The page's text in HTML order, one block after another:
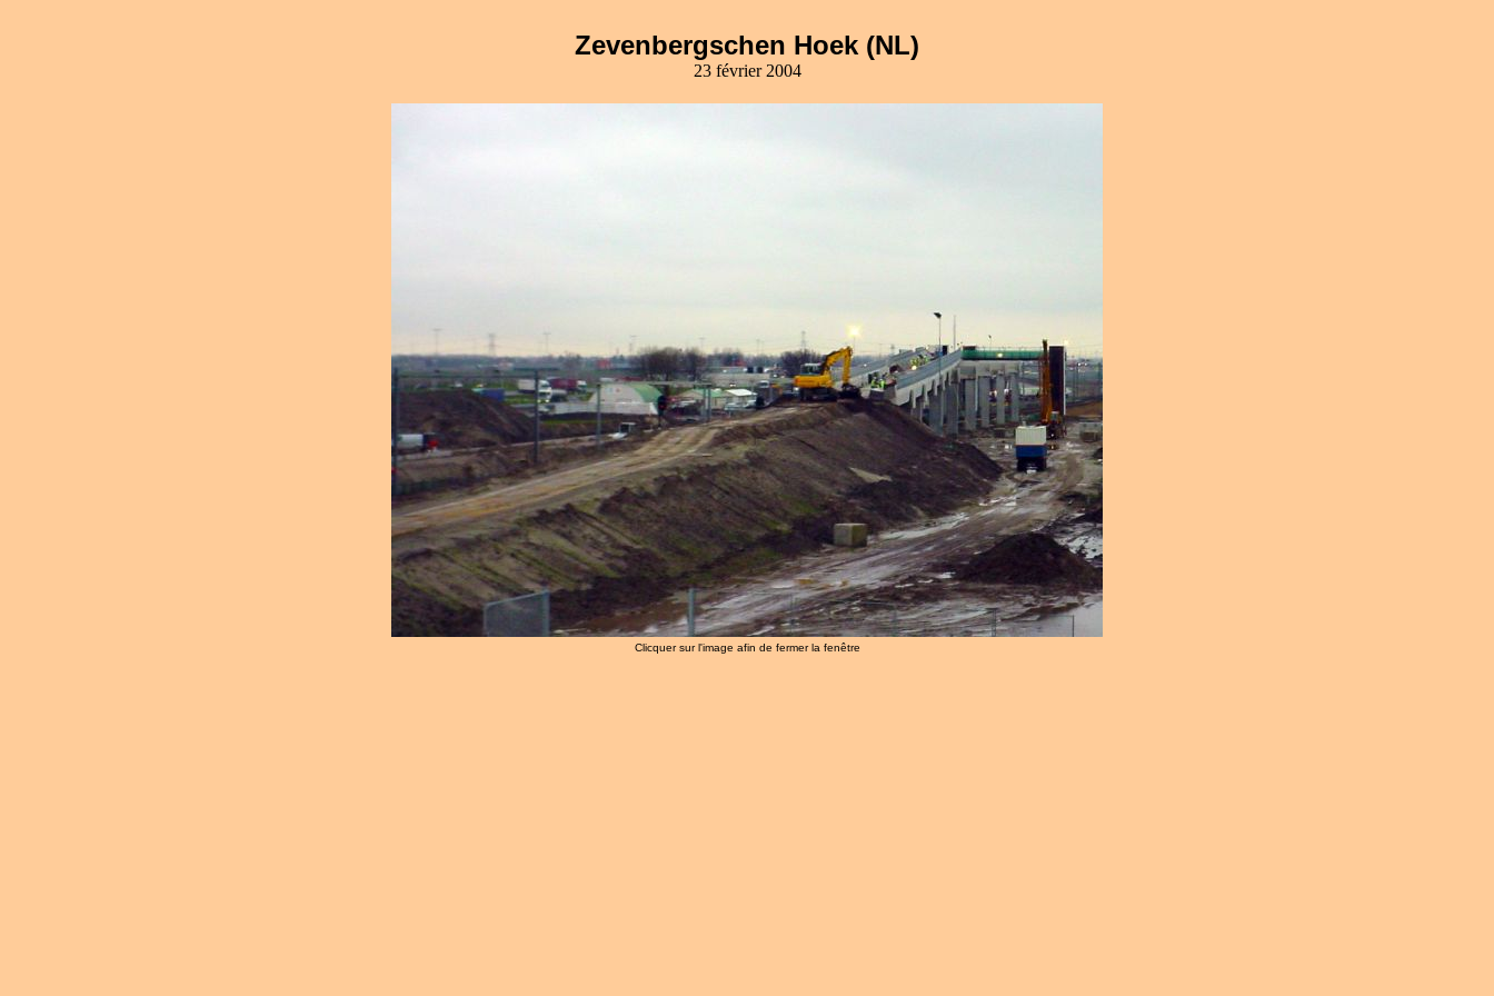
Zevenbergschen Hoek (NL)
23 février 2004
Clicquer sur l'image afin de fermer la fenêtre